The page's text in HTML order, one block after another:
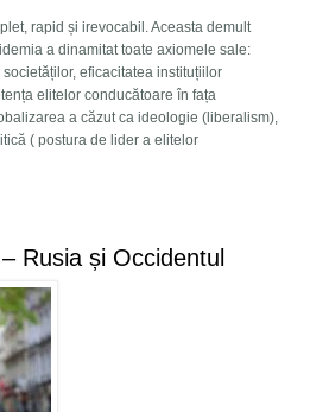
rapid și irevocabil. Aceasta demult
a dinamitat toate axiomele sale:
eficacitatea instituțiilor
elitelor conducătoare în fața
a căzut ca ideologie (liberalism),
( postura de lider a elitelor
Rusia și Occidentul